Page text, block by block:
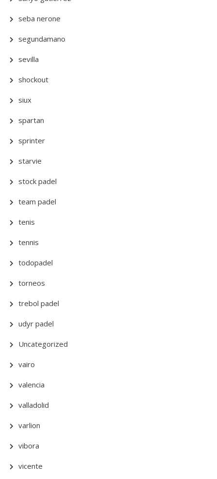
seba nerone
segundamano
sevilla
shockout
siux
spartan
sprinter
starvie
stock padel
team padel
tenis
tennis
todopadel
torneos
trebol padel
udyr padel
Uncategorized
vairo
valencia
valladolid
varlion
vibora
vicente